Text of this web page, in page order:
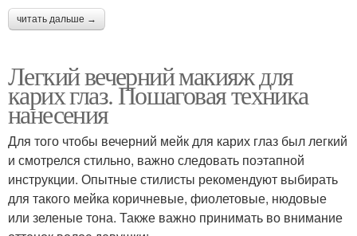
читать дальше →
Легкий вечерний макияж для
карих глаз. Пошаговая техника
нанесения
Для того чтобы вечерний мейк для карих глаз был легкий
и смотрелся стильно, важно следовать поэтапной
инструкции. Опытные стилисты рекомендуют выбирать
для такого мейка коричневые, фиолетовые, нюдовые
или зеленые тона. Также важно принимать во внимание